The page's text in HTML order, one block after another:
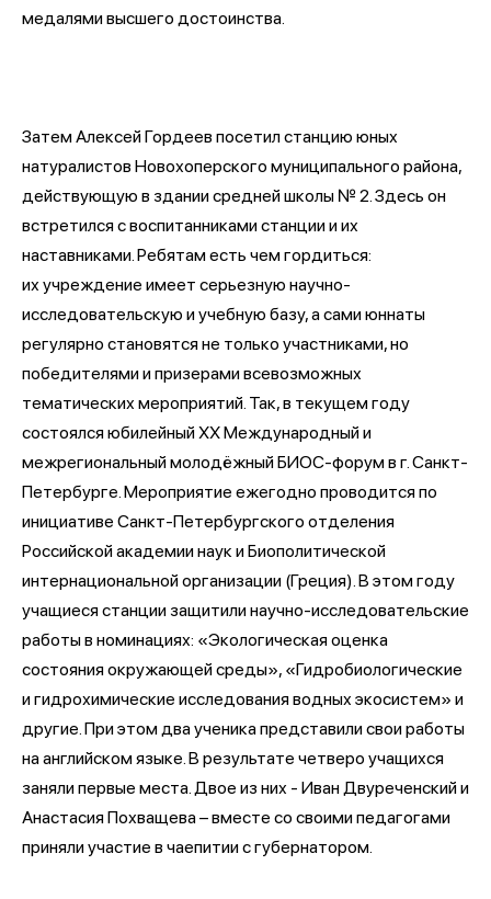
медалями высшего достоинства.
Затем Алексей Гордеев посетил станцию юных
натуралистов Новохоперского муниципального района,
действующую в здании средней школы № 2. Здесь он
встретился с воспитанниками станции и их
наставниками. Ребятам есть чем гордиться:
их учреждение имеет серьезную научно-
исследовательскую и учебную базу, а сами юннаты
регулярно становятся не только участниками, но
победителями и призерами всевозможных
тематических мероприятий. Так, в текущем году
состоялся юбилейный ХХ Международный и
межрегиональный молодёжный БИОС-форум в г. Санкт-
Петербурге. Мероприятие ежегодно проводится по
инициативе Санкт-Петербургского отделения
Российской академии наук и Биополитической
интернациональной организации (Греция). В этом году
учащиеся станции защитили научно-исследовательские
работы в номинациях: «Экологическая оценка
состояния окружающей среды», «Гидробиологические
и гидрохимические исследования водных экосистем» и
другие. При этом два ученика представили свои работы
на английском языке. В результате четверо учащихся
заняли первые места. Двое из них - Иван Двуреченский и
Анастасия Похващева – вместе со своими педагогами
приняли участие в чаепитии с губернатором.